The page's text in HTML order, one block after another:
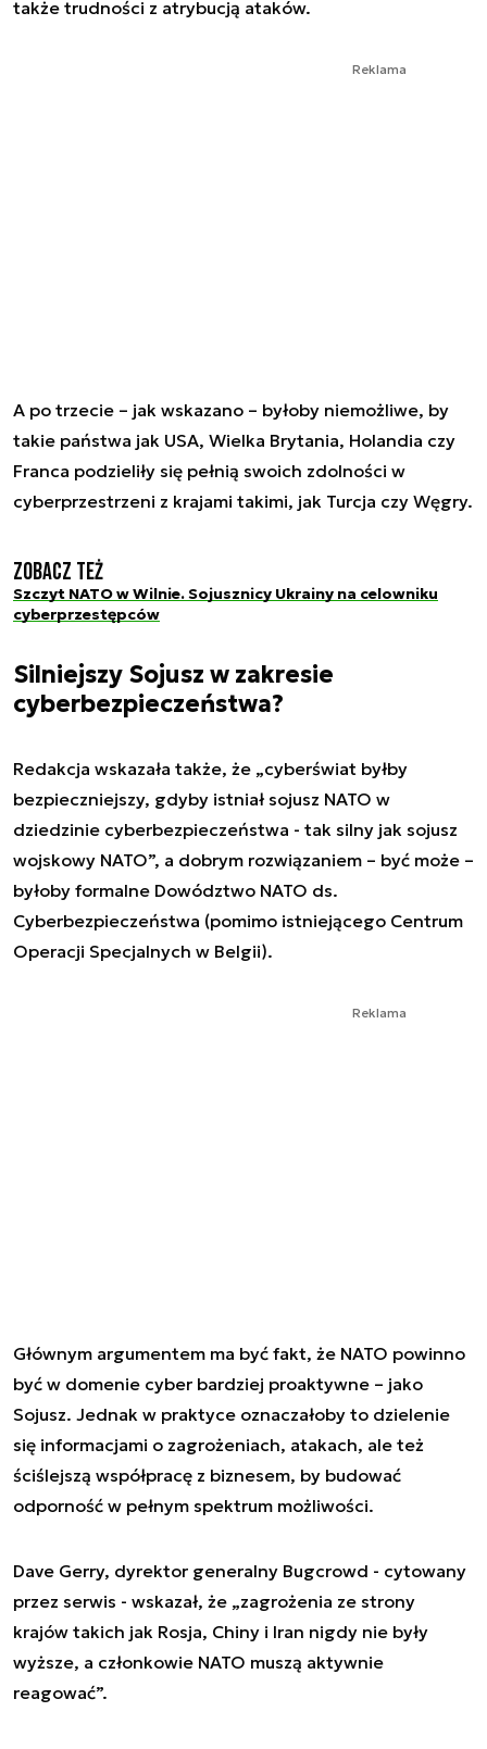
także trudności z atrybucją ataków.
Reklama
A po trzecie – jak wskazano – byłoby niemożliwe, by
takie państwa jak USA, Wielka Brytania, Holandia czy
Franca podzieliły się pełnią swoich zdolności w
cyberprzestrzeni z krajami takimi, jak Turcja czy Węgry.
Zobacz też
Szczyt NATO w Wilnie. Sojusznicy Ukrainy na celowniku
cyberprzestępców
Silniejszy Sojusz w zakresie
cyberbezpieczeństwa?
Redakcja wskazała także, że „cyberświat byłby
bezpieczniejszy, gdyby istniał sojusz NATO w
dziedzinie cyberbezpieczeństwa - tak silny jak sojusz
wojskowy NATO”, a dobrym rozwiązaniem – być może –
byłoby formalne Dowództwo NATO ds.
Cyberbezpieczeństwa (pomimo istniejącego Centrum
Operacji Specjalnych w Belgii).
Reklama
Głównym argumentem ma być fakt, że NATO powinno
być w domenie cyber bardziej proaktywne – jako
Sojusz. Jednak w praktyce oznaczałoby to dzielenie
się informacjami o zagrożeniach, atakach, ale też
ściślejszą współpracę z biznesem, by budować
odporność w pełnym spektrum możliwości.
Dave Gerry, dyrektor generalny Bugcrowd - cytowany
przez serwis - wskazał, że „zagrożenia ze strony
krajów takich jak Rosja, Chiny i Iran nigdy nie były
wyższe, a członkowie NATO muszą aktywnie
reagować”.